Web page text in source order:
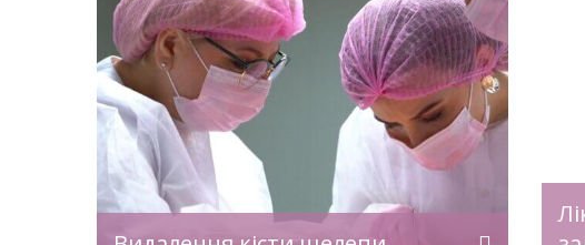
патологій, які можуть суттєво впливати
на здоров’я ротової порожнини та
загальне самопочуття пацієнта. Вони
порушують нормальне слиновиділення,
ускладнюють ковтання, мовлення,
споживання їжі, а також можуть
спричиняти біль, набряки та зміну
смакових відчуттів. Слинні залози —
група секреторних органів, що
відповідають за вироблення слини. Їх